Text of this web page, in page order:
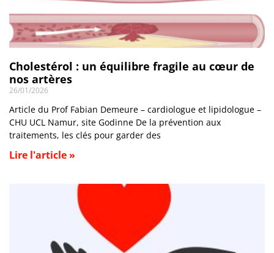
Cholestérol : un équilibre fragile au cœur de
nos artères
26/01/2026
Article du Prof Fabian Demeure – cardiologue et lipidologue –
CHU UCL Namur, site Godinne De la prévention aux
traitements, les clés pour garder des
Lire l'article »